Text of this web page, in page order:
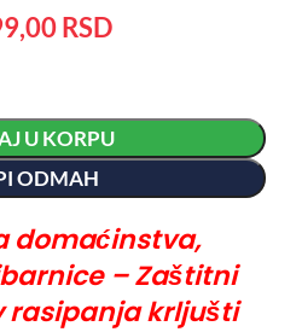
RSD
U KORPU
ODMAH
domaćinstva,
– Zaštitni
rasipanja krljušti